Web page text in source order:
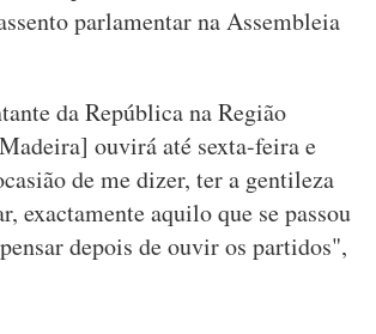
parlamentar na Assembleia
da República na Região
ouvirá até sexta-feira e
de me dizer, ter a gentileza
exactamente aquilo que se passou
depois de ouvir os partidos",